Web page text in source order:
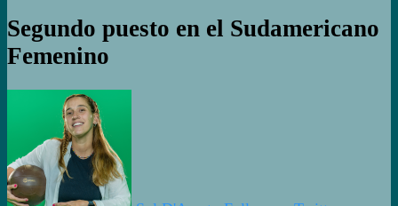
Segundo puesto en el Sudamericano
Femenino